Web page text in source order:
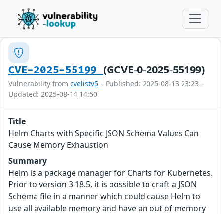
CVE-2025-55199 (GCVE-0-2025-55199)
Vulnerability from cvelistv5 – Published: 2025-08-13 23:23 –
Updated: 2025-08-14 14:50
Title
Helm Charts with Specific JSON Schema Values Can
Cause Memory Exhaustion
Summary
Helm is a package manager for Charts for Kubernetes.
Prior to version 3.18.5, it is possible to craft a JSON
Schema file in a manner which could cause Helm to
use all available memory and have an out of memory